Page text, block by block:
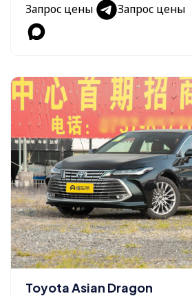
Запрос цены Запрос цены
Toyota Asian Dragon